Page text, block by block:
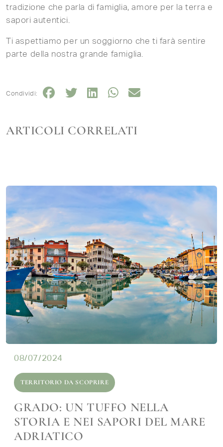
tradizione che parla di famiglia, amore per la terra e
sapori autentici.
Ti aspettiamo per un soggiorno che ti farà sentire
parte della nostra grande famiglia.
Condividi:
ARTICOLI CORRELATI
08/07/2024
TERRITORIO DA SCOPRIRE
GRADO: UN TUFFO NELLA
STORIA E NEI SAPORI DEL MARE
ADRIATICO